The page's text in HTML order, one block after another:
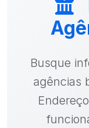
Busque
agências